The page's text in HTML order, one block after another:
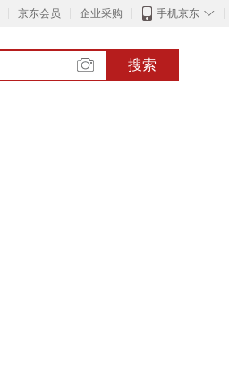
京东会员 企业采购 ◇
手机京东
搜索